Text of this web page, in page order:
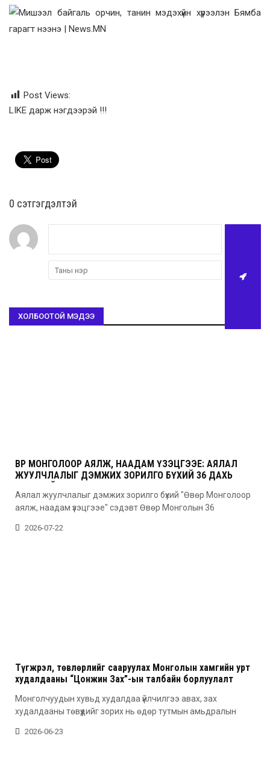
Post Views:
LIKE дарж нэгдээрэй !!!
0 cэтгэгдэлтэй
ХОЛБООТОЙ МЭДЭЭ
ӨВӨР МОНГОЛООР АЯЛЖ, НААДАМ ҮЗЭЦГЭЭЕ: АЯЛАЛ
ЖУУЛЧЛАЛЫГ ДЭМЖИХ ЗОРИЛГО БҮХИЙ 36 ДАХЬ
УДААГИЙН НААДАМ
Аялал жуулчлалыг дэмжих зорилго бүхий "Өвөр Монголоор
аялж, наадам үзэцгээе" сэдэвт Өвөр Монголын 36
2026-07-22
Түгжрэл, төвлөрлийг сааруулах Монголын хамгийн урт
худалдааны “Цонжин Зах”-ын талбайн борлуулалт
Монголчуудын хувьд худалдаа үйлчилгээ авах, зах
худалдааны төвүүдийг зорих нь өдөр тутмын амьдралын
2026-06-23